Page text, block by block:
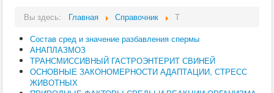
Вы здесь: Главная Справочник
Т
Состав сред и значение разбавления спермы
АНАПЛАЗМОЗ
ТРАНСМИССИВНЫЙ ГАСТРОЭНТЕРИТ СВИНЕЙ
ОСНОВНЫЕ ЗАКОНОМЕРНОСТИ АДАПТАЦИИ, СТРЕСС
ЖИВОТНЫХ